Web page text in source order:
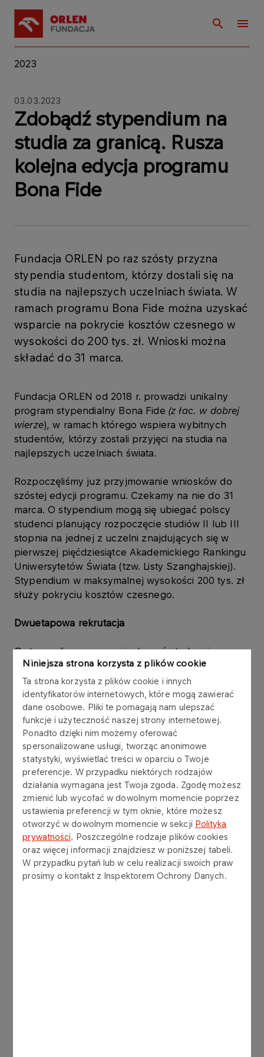
Niniejsza strona korzysta z plików cookie
Ta strona korzysta z plików cookie i innych
identyfikatorów internetowych, które mogą zawierać
dane osobowe. Pliki te pomagają nam ulepszać
funkcje i użyteczność naszej strony internetowej.
Ponadto dzięki nim możemy oferować
spersonalizowane usługi, tworząc anonimowe
statystyki, wyświetlać treści w oparciu o Twoje
preferencje. W przypadku niektórych rodzajów
działania wymagana jest Twoja zgoda. Zgodę możesz
zmienić lub wycofać w dowolnym momencie poprzez
ustawienia preferencji w tym oknie, które możesz
otworzyć w dowolnym momencie w sekcji Polityka
prywatności. Poszczególne rodzaje plików cookies
oraz więcej informacji znajdziesz w poniższej tabeli.
W przypadku pytań lub w celu realizacji swoich praw
prosimy o kontakt z Inspektorem Ochrony Danych.
2023
03.03.2023
Zdobądź stypendium na
studia za granicą. Rusza
kolejna edycja programu
Bona Fide
Fundacja ORLEN po raz szósty przyzna
stypendia studentom, którzy dostali się na
studia na najlepszych uczelniach świata. W
ramach programu Bona Fide można uzyskać
wsparcie na pokrycie kosztów czesnego w
wysokości do 200 tys. zł. Wnioski można
składać do 31 marca.
Fundacja ORLEN od 2018 r. prowadzi unikalny
program stypendialny Bona Fide (z łac. w dobrej
wierze), w ramach którego wspiera wybitnych
studentów, którzy zostali przyjęci na studia na
najlepszych uczelniach świata.
Rozpoczęliśmy już przyjmowanie wniosków do
szóstej edycji programu. Czekamy na nie do 31
marca. O stypendium mogą się ubiegać polscy
studenci planujący rozpoczęcie studiów II lub III
stopnia na jednej z uczelni znajdujących się w
pierwszej pięćdziesiątce Akademickiego Rankingu
Uniwersytetów Świata (tzw. Listy Szanghajskiej).
Stypendium w maksymalnej wysokości 200 tys. zł
służy pokryciu kosztów czesnego.
Dwuetapowa rekrutacja
O stypendium mogą wnioskować studenci
kierunków: administracja publiczna, zarządzanie w
sektorze publicznym, ekonomia, stosunki
międzynarodowe, politologia, prawo,
bezpieczeństwo wewnętrzne, energetyka,
odnawialne źródła energii, inżynieria chemiczna i
materiałowa, data science lub ki​erunków
pokrewnych.
Rekrutacja do programu jest dwuetapowa. W
pierwszym etapie prosimy kandydatów o złożenie
kompletu wymaganych w regulaminie
dokumentów. Osoby, które zakwalifikują się do
drugiego etapu zaprosimy na indywidualne
rozmowy i na ich podstawie wyłonimy
tegorocznych stypendystów.